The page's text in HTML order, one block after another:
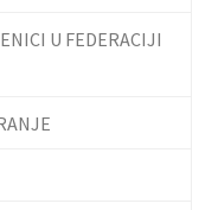
U FEDERACIJI